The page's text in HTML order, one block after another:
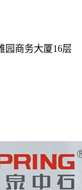
园商务大厦16层